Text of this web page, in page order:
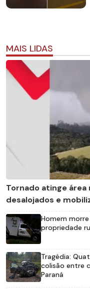
MAIS LIDAS
Tornado atinge área
desalojados e
Homem
propriedade
Tragédia:
colisão entre
Paraná